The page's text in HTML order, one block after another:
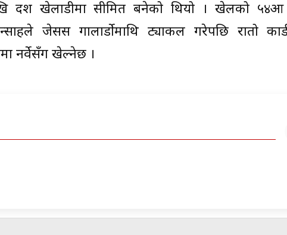
दश खेलाडीमा सीमित बनेको थियो । खेलको ५४औँ
जेसस गालार्डोमाथि ट्याकल गरेपछि रातो
नर्वेसँग खेल्नेछ ।